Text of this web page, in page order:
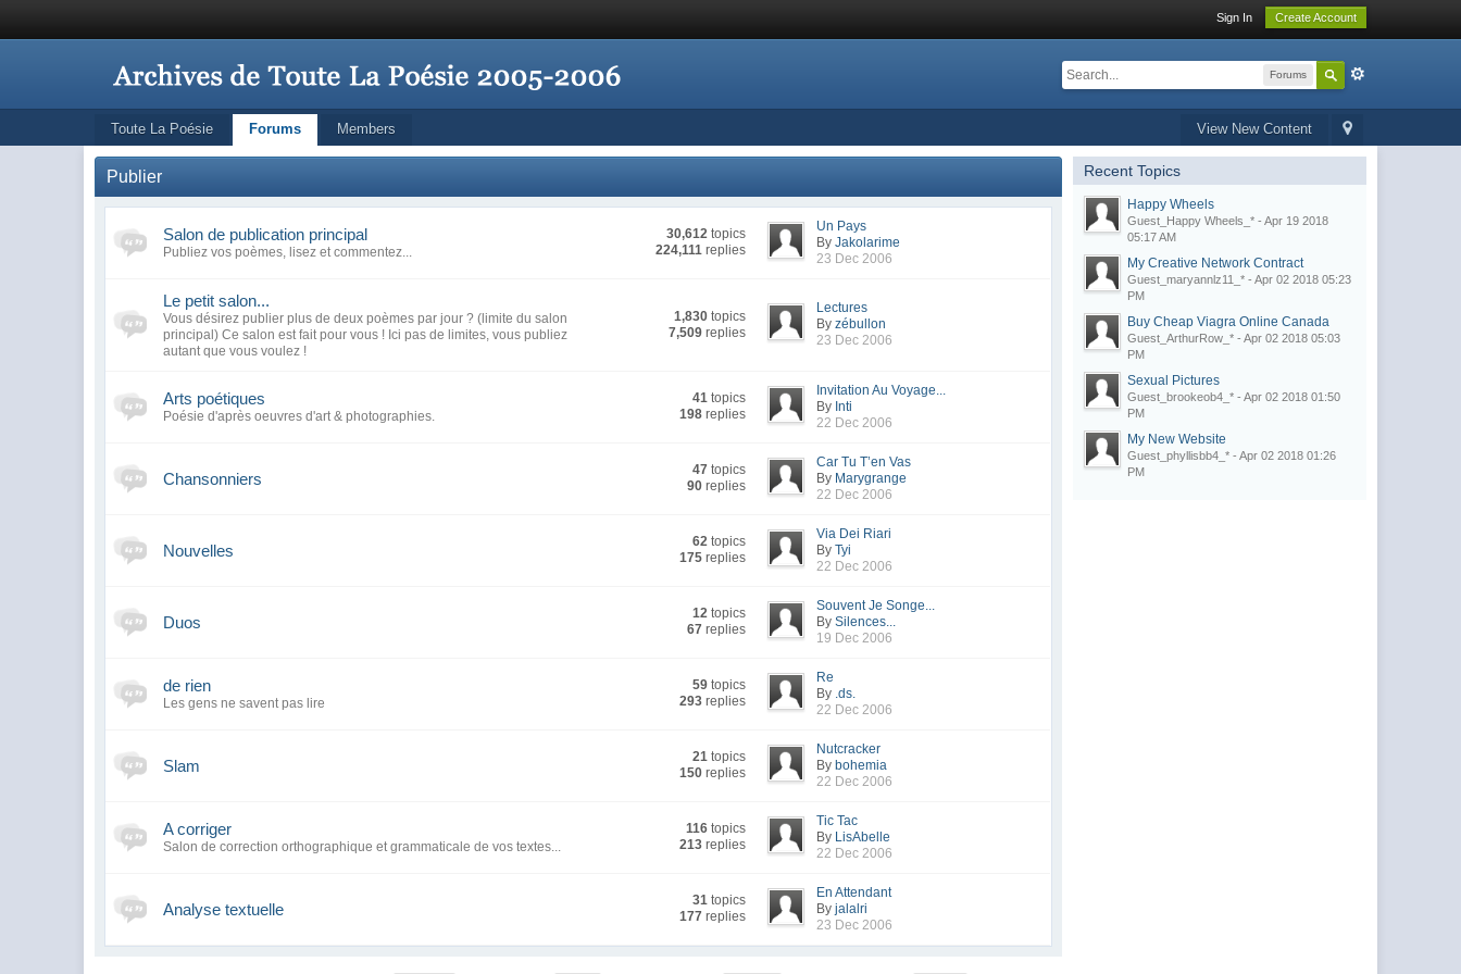
Sign In Create Account
Forums
View New Content
Toute La Poésie Forums Members
Publier
Salon de publication principal
Publiez vos poèmes, lisez et commentez...
30,612 topics
224,111 replies
Un Pays
ByJakolarime
23 Dec 2006
Le petit salon...
Vous désirez publier plus de deux poèmes par jour ? (limite du salon
principal) Ce salon est fait pour vous ! Ici pas de limites, vous publiez
autant que vous voulez !
1,830 topics
7,509 replies
Lectures
Byzébullon
23 Dec 2006
Arts poétiques
Poésie d'après oeuvres d'art & photographies.
41 topics
198 replies
Invitation Au Voyage...
By Inti
22 Dec 2006
Chansonniers 47 topics
90 replies
Car Tu T’en Vas
By Marygrange
22 Dec 2006
Nouvelles 62 topics
175 replies
Via Dei Riari
ByTyi
22 Dec 2006
Duos 12 topics
67 replies
Souvent Je Songe...
BySilences...
19 Dec 2006
de rien
Les gens ne savent pas lire
59 topics
293 replies
Re
By .ds.
22 Dec 2006
Slam 21 topics
150 replies
Nutcracker
By bohemia
22 Dec 2006
A corriger
Salon de correction orthographique et grammaticale de vos textes...
116 topics
213 replies
Tic Tac
By LisAbelle
22 Dec 2006
Analyse textuelle 31 topics
177 replies
En Attendant
Byjalalri
23 Dec 2006
Recent Topics
Happy Wheels
Guest_Happy Wheels_* - Apr 19 2018
05:17 AM
My Creative Network Contract
Guest_maryannlz11_* - Apr 02 2018 05:23
PM
Buy Cheap Viagra Online Canada
Guest_ArthurRow_* - Apr 02 2018 05:03
PM
Sexual Pictures
Guest_brookeob4_* - Apr 02 2018 01:50
PM
My New Website
Guest_phyllisbb4_* - Apr 02 2018 01:26
PM